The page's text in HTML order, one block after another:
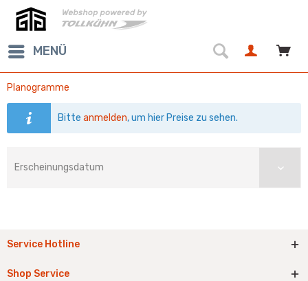
MENÜ
Planogramme
Bitteanmelden, um hier Preise zu sehen.
Service Hotline
Shop Service